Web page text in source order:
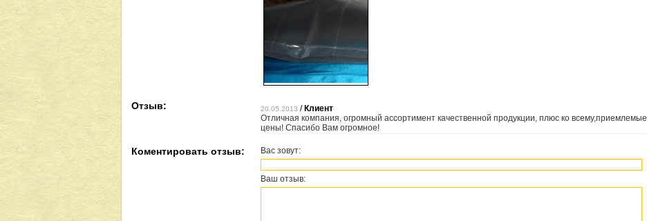
Отзыв: 20.05.2013 / Клиент
Отличная компания, огромный ассортимент качественной продукции, плюс ко всему,приемлемые
цены! Спасибо Вам огромное!
Коментировать отзыв: Вас зовут:
Ваш отзыв: